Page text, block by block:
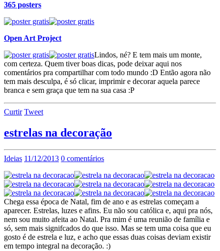
365 posters
Open Art Project
Lindos, né? E tem mais um monte,
com certeza. Quem tiver boas dicas, pode deixar aqui nos
comentários pra compartilhar com todo mundo :D Então agora não
tem mais desculpa, é só clicar, imprimir e decorar aquela parece
branca e sem graça que tem na sua casa :P
Curtir Tweet
estrelas na decoração
Ideias 11/12/2013 0 comentários
Chega essa época de Natal, fim de ano e as estrelas começam a
aparecer. Estrelas, luzes e afins. Eu não sou católica e, aqui pra nós,
nem sou muito afeita ao Natal. Pra mim é uma reunião de família e
só, sem mais signifcados do que isso. Mas se tem uma coisa que eu
gosto é de estrela e luz, e acho que essas duas coisas deviam existir
em tempo integral na decoração. :)